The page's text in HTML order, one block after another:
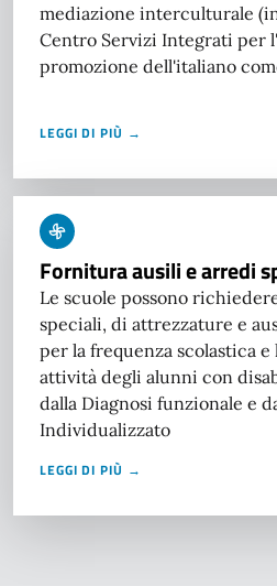
mediazione interculturale
Centro Servizi Integrati per
promozione dell'italiano
LEGGI DI PIÙ →
Fornitura ausili e arredi
Le scuole possono
speciali, di attrezzature e
per la frequenza scolastica
attività degli alunni con
dalla Diagnosi funzionale e
Individualizzato
LEGGI DI PIÙ →